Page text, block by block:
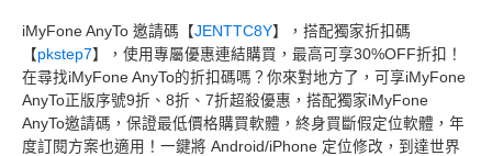
iMyFone AnyTo 邀請碼【JENTTC8Y】，搭配獨家折扣碼
【 pkstep7】，使用專屬優惠連結購買，最高可享30%OFF折扣！
在尋找iMyFone AnyTo的折扣碼嗎？你來對地方了，可享iMyFone
AnyTo正版序號9折、8折、7折超殺優惠，搭配獨家iMyFone
AnyTo邀請碼，保證最低價格購買軟體，終身買斷假定位軟體，年
度訂閱方案也適用！一鍵將 Android/iPhone 定位修改，到達世界